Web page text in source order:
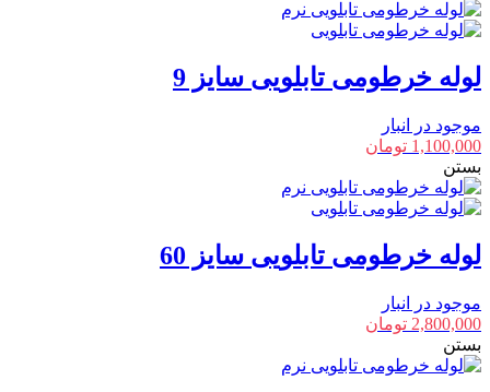
لوله خرطومی تابلویی سایز 9
موجود در انبار
1,100,000 تومان
بستن
لوله خرطومی تابلویی سایز 60
موجود در انبار
2,800,000 تومان
بستن